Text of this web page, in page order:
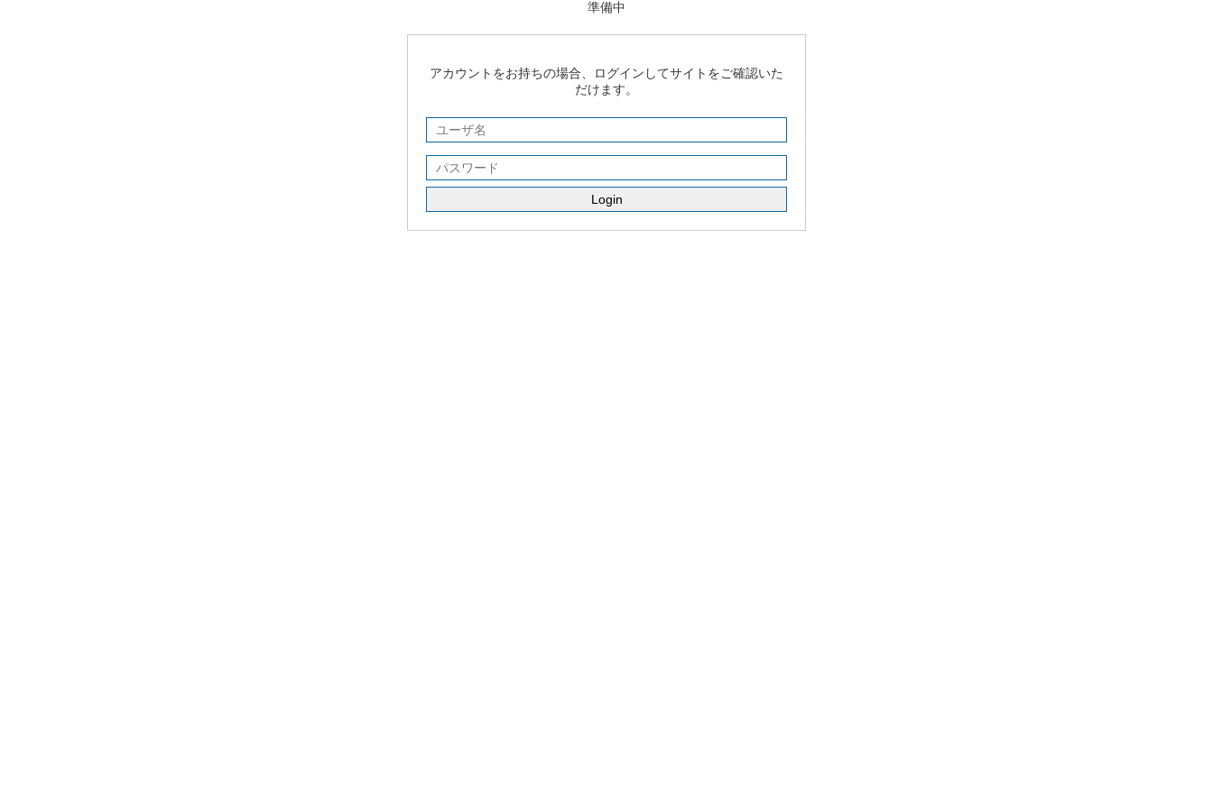
準備中
アカウントをお持ちの場合、ログインしてサイトをご確認いた
だけます。